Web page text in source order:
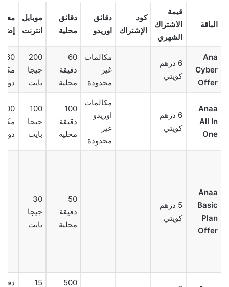
الباقة
قيمة
الاشتراك
الشهري
كود
الإشتراك
دقائق
اوريدو
دقائق
محلية
موبايل
انترنت
Ana
Cyber
Offer
6 درهم
كويتي
مكالمات
غير
محدودة
60
دقيقة
محلية
200
جيجا
بايت
Anaa
All In
One
6 درهم
كويتي
مكالمات
اوريدو
غير
محدودة
100
دقيقة
محلية
100
جيجا
بايت
Anaa
Basic
Plan
Offer
5 درهم
كويتي
50
دقيقة
محلية
30
جيجا
بايت
500
15